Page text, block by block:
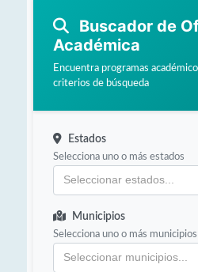
Buscador de
Académica
Encuentra programas
criterios de búsqueda
Estados
Selecciona uno o más estados
Municipios
Selecciona uno o más municipios